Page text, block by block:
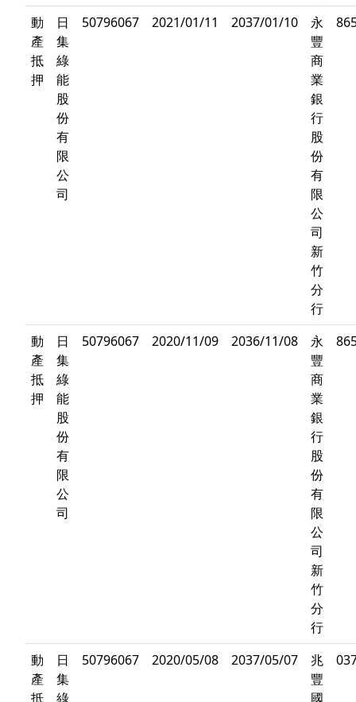
動
產
抵
押
日
集
綠
能
股
份
有
限
公
司
50796067 2021/01/11 2037/01/10
永
豐
商
業
銀
行
股
份
有
限
公
司
新
竹
分
行
動
產
抵
押
日
集
綠
能
股
份
有
限
公
司
50796067 2020/11/09 2036/11/08
永
豐
商
業
銀
行
股
份
有
限
公
司
新
竹
分
行
動
產
抵
日
集
綠
50796067 2020/05/08 2037/05/07
兆
豐
國